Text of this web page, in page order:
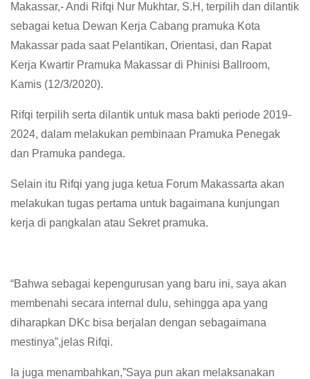
Makassar,- Andi Rifqi Nur Mukhtar, S.H, terpilih dan dilantik
sebagai ketua Dewan Kerja Cabang pramuka Kota
Makassar pada saat Pelantikan, Orientasi, dan Rapat
Kerja Kwartir Pramuka Makassar di Phinisi Ballroom,
Kamis (12/3/2020).
Rifqi terpilih serta dilantik untuk masa bakti periode 2019-
2024, dalam melakukan pembinaan Pramuka Penegak
dan Pramuka pandega.
Selain itu Rifqi yang juga ketua Forum Makassarta akan
melakukan tugas pertama untuk bagaimana kunjungan
kerja di pangkalan atau Sekret pramuka.
“Bahwa sebagai kepengurusan yang baru ini, saya akan
membenahi secara internal dulu, sehingga apa yang
diharapkan DKc bisa berjalan dengan sebagaimana
mestinya”,jelas Rifqi.
Ia juga menambahkan,”Saya pun akan melaksanakan